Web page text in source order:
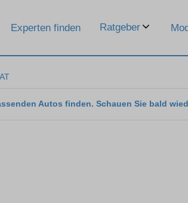
Experten finden Ratgeber
Autos finden. Schauen Sie bald